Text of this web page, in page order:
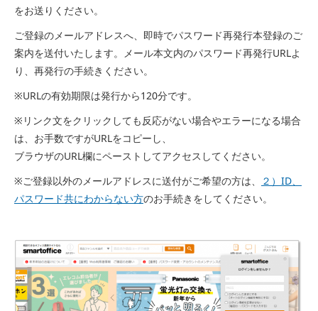
をお送りください。
ご登録のメールアドレスへ、即時でパスワード再発行本登録のご
案内を送付いたします。メール本文内のパスワード再発行URLよ
り、再発行の手続きください。
※URLの有効期限は発行から120分です。
※リンク文をクリックしても反応がない場合やエラーになる場合
は、お手数ですがURLをコピーし、
ブラウザのURL欄にペーストしてアクセスしてください。
※ご登録以外のメールアドレスに送付がご希望の方は、
２）ID、
パスワード共にわからない方のお手続きをしてください。